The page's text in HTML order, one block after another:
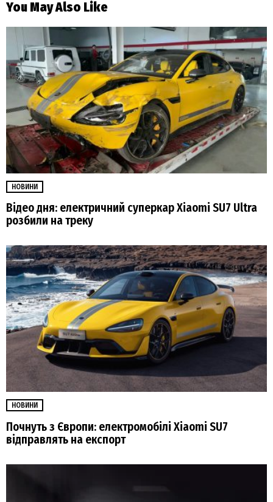
You May Also Like
НОВИНИ
Відео дня: електричний суперкар Xiaomi SU7 Ultra
розбили на треку
НОВИНИ
Почнуть з Європи: електромобілі Xiaomi SU7
відправлять на експорт